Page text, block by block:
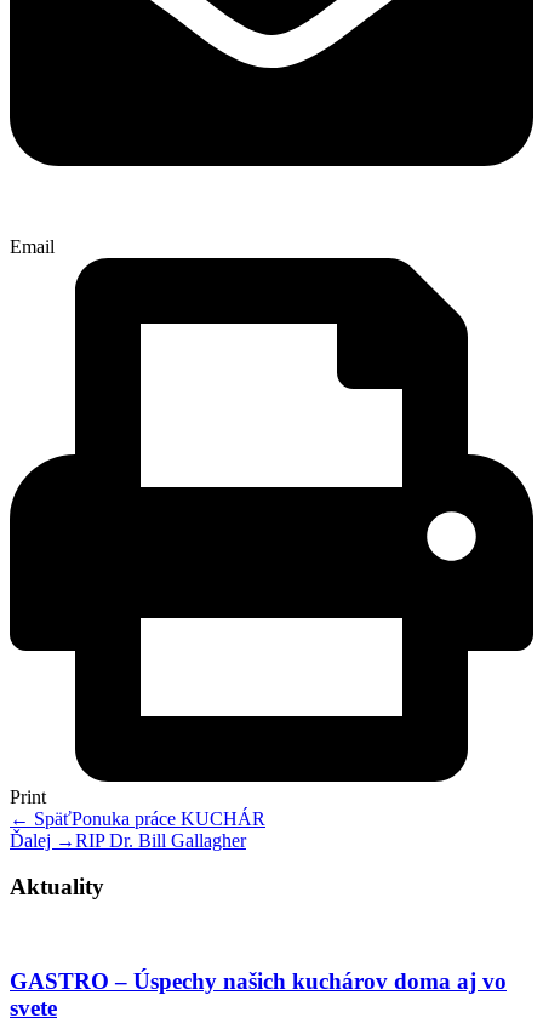
Email
Print
← SpäťPonuka práce KUCHÁR
Ďalej →RIP Dr. Bill Gallagher
Aktuality
GASTRO – Úspechy našich kuchárov doma aj vo
svete